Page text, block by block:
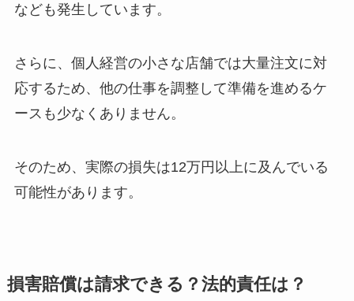
なども発生しています。
さらに、個人経営の小さな店舗では大量注文に対
応するため、他の仕事を調整して準備を進めるケ
ースも少なくありません。
そのため、実際の損失は12万円以上に及んでいる
可能性があります。
損害賠償は請求できる？法的責任は？